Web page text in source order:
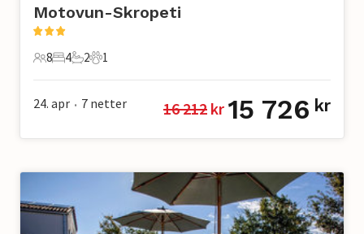
Motovun-Skropeti
8 Gjester
8
4 Soverom
4
2 Bad
2
1 Kjæledyr
1
24. apr • 7 netter 16 212 kr 15 726 kr